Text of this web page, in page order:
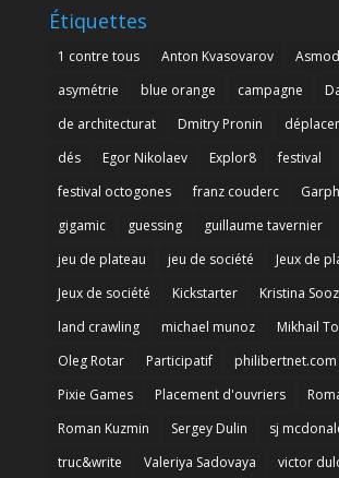
Étiquettes
1 contre tous Anton Kvasovarov
asymétrie
blue orange campagne
de architecturat
Dmitry Pronin
dés
Egor Nikolaev Explor8
festival
festival octogones
franz couderc
gigamic
guessing guillaume tavernier
jeu de plateau
jeu de société
Jeux de
Jeux de société
Kickstarter
Kristina
land crawling
michael munoz
Mikhail
Oleg Rotar
Participatif
philibertnet.com
Pixie Games
Placement d'ouvriers
Roman Kuzmin
Sergey Dulin sj
truc&write
Valeriya Sadovaya victor